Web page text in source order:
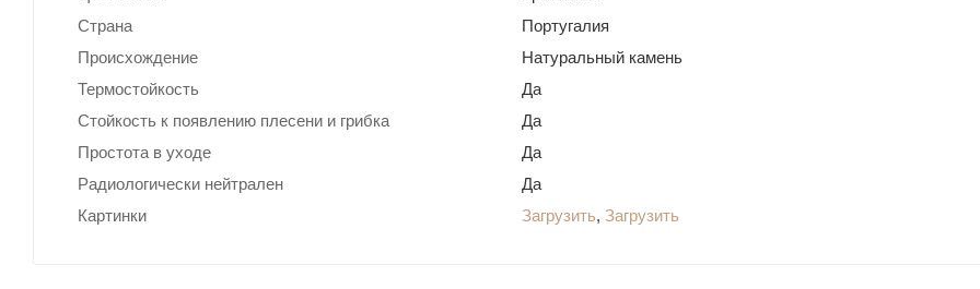
Страна
Португалия
Происхождение
Натуральный камень
Термостойкость
Да
Стойкость к появлению плесени и грибка
Да
Простота в уходе
Да
Радиологически нейтрален
Да
Картинки
Загрузить, Загрузить